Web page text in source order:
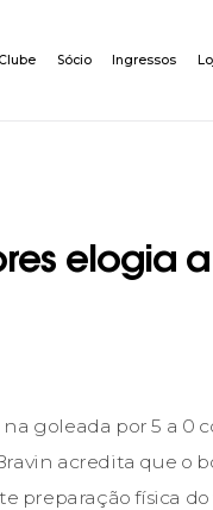
Clube Sócio Ingressos
elogia
na goleada por 5 a 0
acredita que o
preparação física